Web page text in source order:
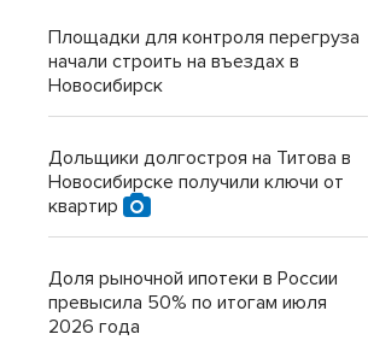
Площадки для контроля перегруза
начали строить на въездах в
Новосибирск
Дольщики долгостроя на Титова в
Новосибирске получили ключи от
квартир
Доля рыночной ипотеки в России
превысила 50% по итогам июля
2026 года